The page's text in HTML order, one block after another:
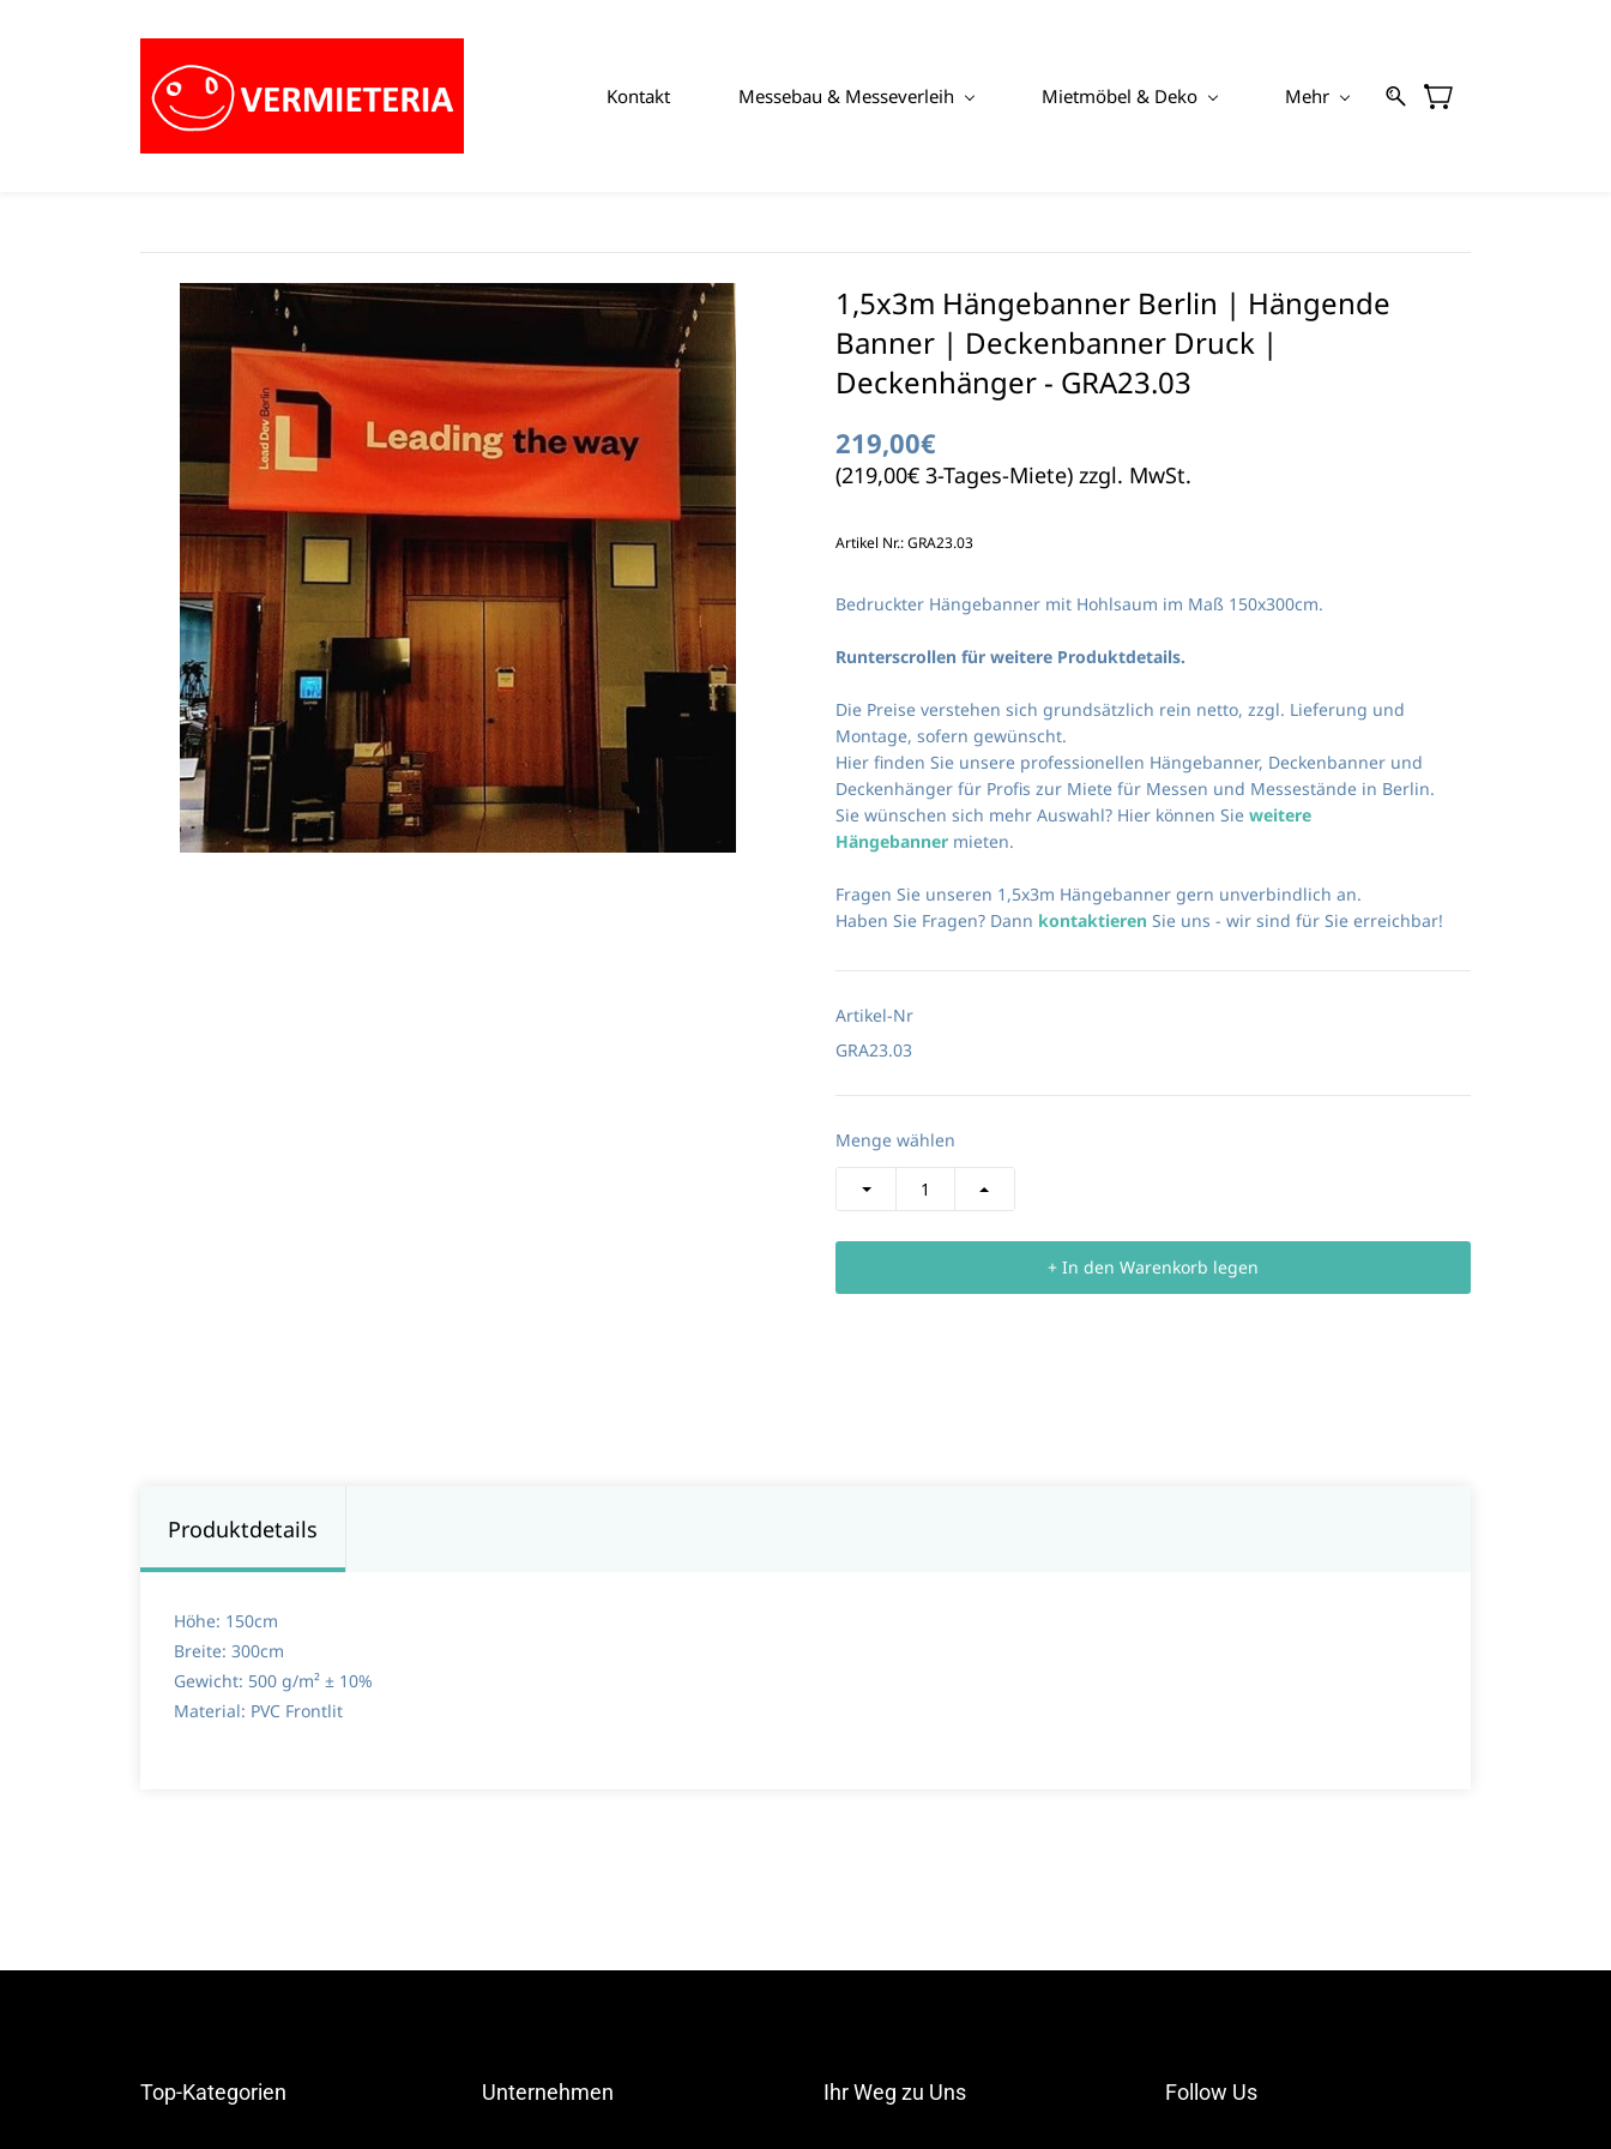
Kontakt Messebau & Messeverleih Mietmöbel & Deko Mehr
1,5x3m Hängebanner Berlin | Hängende
Banner | Deckenbanner Druck |
Deckenhänger - GRA23.03
219,00€
(219,00€ 3-Tages-Miete) zzgl. MwSt.
Artikel Nr.: GRA23.03
Bedruckter Hängebanner mit Hohlsaum im Maß 150x300cm.
Runterscrollen für weitere Produktdetails.
Die Preise verstehen sich grundsätzlich rein netto, zzgl. Lieferung und
Montage, sofern gewünscht.
Hier finden Sie unsere professionellen Hängebanner, Deckenbanner und
Deckenhänger für Profis zur Miete für Messen und Messestände in Berlin.
Sie wünschen sich mehr Auswahl? Hier können Sie weitere
Hängebanner mieten.
Fragen Sie unseren 1,5x3m Hängebanner gern unverbindlich an.
Haben Sie Fragen? Dann kontaktieren Sie uns - wir sind für Sie erreichbar!
Artikel-Nr
GRA23.03
Menge wählen
+ In den Warenkorb legen
Produktdetails
Höhe: 150cm
Breite: 300cm
Gewicht: 500 g/m² ± 10%
Material: PVC Frontlit
Top-Kategorien Unternehmen Ihr Weg zu Uns Follow Us